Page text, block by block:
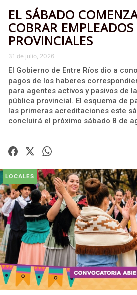
EL SÁBADO
COBRAR
PROVINCIALES
31 de julio, 2026
El Gobierno de Entre Ríos dio a
pagos de los haberes
para agentes activos y pasivos de
pública provincial. El esquema de
las primeras acreditaciones este
concluirá el próximo sábado 8 de
LOCALES